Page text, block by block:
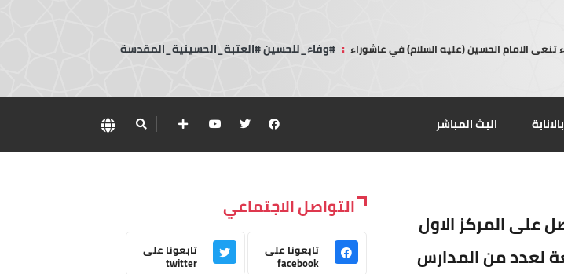
تنعى الامام الحسين (عليه السلام) في عاشوراء : #وفاء_للحسين #العتبة_الحسينية_المقدسة
البث المباشر
على المركز الاول
لعدد من المدارس
التواصل الاجتماعي
تابعونا على
facebook
تابعونا على
twitter